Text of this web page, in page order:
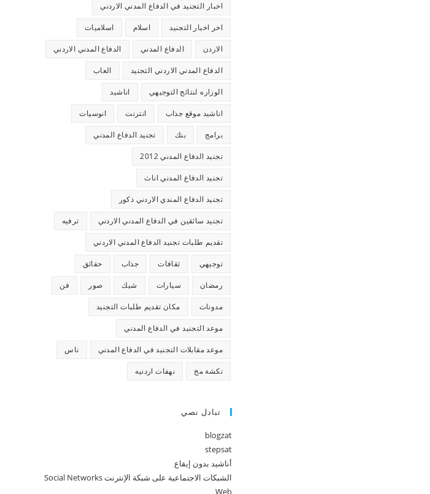
اخبار التجنيد في الدفاع المدني الاردني
اخر اخبار التجنيد اسلام اسلاميات
الاردن الدفاع المدني الدفاع المدني الاردني
الدفاع المدني الاردني التجنيد العاب
الوزاره لنتائج التوجيهي اناشيد
اناشيد موقع جذاب انترنت انوسيات
برامج بنك تجنيد الدفاع المدني
تجنيد الدفاع المدني 2012
تجنيد الدفاع المدني اناث
تجنيد الدفاع المندي الاردني ذكور
تجنيد سائقين في الدفاع المدني الاردني ترفيه
تقديم طلبات تجنيد الدفاع المدني الاردني
توجيهي ثقافات جذاب حقائق
رمضان سيارات شيك صور فن
مدونات مكان تقديم طلبات التجنيد
موعد التجنيد في الدفاع المدني
موعد مقابلات التجنيد في الدفاع المدني ناس
نكشة مخ نهفات اردنيه
تبادل نصي
blogzat
stepsat
أناشيد بدون إيقاع
الشبكات الاجتماعية على شبكة الإنترنت Social Networks
Web